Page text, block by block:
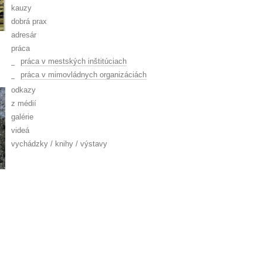
kauzy
dobrá prax
adresár
práca
práca v mestských inštitúciach
práca v mimovládnych organizáciách
odkazy
z médií
galérie
videá
vychádzky / knihy / výstavy